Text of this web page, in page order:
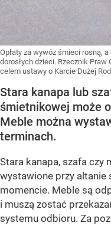
Opłaty za wywóz śmieci rosną,
dorosłych dzieci. Rzecznik
celem ustawy o Karcie Dużej
Stara kanapa lub
śmietnikowej może
Meble można
terminach.
Stara kanapa, szafa czy
wystawione przy
momencie. Meble są
i muszą zostać
systemu odbioru. Za